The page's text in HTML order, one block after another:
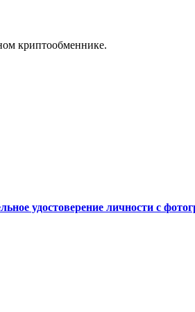
криптообменнике.
удостоверение личности с